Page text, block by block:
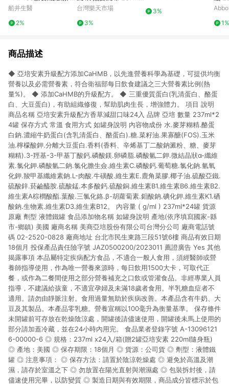
節血脂/血糖/膽固醇/三
善超值組
船井生醫
2%
24罐 (倍速 倍力素 可
品藥局
台灣樂天市場
3%
3%
體力
1%
商品描述
◆ 亞培安素升級配方添加CaHMB，以先進營養科學為基礎，可提供均衡
營養以及必需營養素，符合衛福部每日飲食建議之三大營養素比例(熱
量%)。 ◆ 添加CaHMB的升級配方。 ◆ 三重優質蛋白(乳清蛋白、酪蛋
白、大豆蛋白)，有助組織修復，幫助肌肉生長，增強體力。 項目 說明
商品名稱 亞培安素升級配方香草減甜口味24入 品牌 亞培 數量 237ml*2
4罐 保存方式 常溫 食用方式 如罐身說明 內容物成份 水.麥芽糊精.酪蛋
白鈉.濃縮牛奶蛋白(含乳清蛋白、酪蛋白).糖.菜籽油.果寡醣(FOS).玉米
油.檸檬酸鉀.分離大豆蛋白.香料(香料、辛烯基丁二酸鈉澱粉、糖、麥芽
糊精).3-羥基-3-甲基丁酸鈣.磷酸鎂.卵磷脂.磷酸氫二鉀.微結晶狀α-纖維
素.氯化鉀.磷酸氫二鈉.氯化膽生僉.維生素C.磷酸鈣.葡萄糖.氯化鈉.氫氧
化鉀.羧甲基纖維素鈉.L-肉酸.牛磺酸.維生素E.鹿角菜膠.椰子油.硫酸亞鐵.
硫酸鋅.菸鹼醯胺.硫酸錳.本多酸鈣.硫酸銅.維生素B1.維生素B6.維生素B2.
維生素A棕櫚酸酯.葉酸.三氯化鉻.β-胡蘿蔔素.鉬酸鈉.碘化鉀.維生素K1.硒
酸鈉.生物素.維生素D3.維生素B12。 內容量 ( g/ml ) 237ml*24罐 貨源
原廠 劑型 液體鐵罐 食品添加物名稱 如罐身說明 產地(依序填寫國家-縣
市-鄉鎮) 美國 廠商名稱 美商亞培股份有限公司台灣分公司 廠商電話號
碼 02-2520-0828 廠商地址 台北市民生東路三段51號6樓 商品有效日期
18個月 投保產品責任險字號 JAZ0500200/2023011 薦證廣告 Yes 其他
揭露事項 本品屬特定疾病配方食品，不適合一般人食用，須經醫師或營
養師指導使用，作為唯一營養來源時，每日飲用1500大卡，可取代正
餐，或作為二餐間使用之部分營養補充之口飲或管灌食品。非經專業人員
指導，不建議給孩童，不適宜孕婦及未滿18歲者食用。半乳糖血症者不
適用。請勿由靜脈注射。食用過量無助於疾病改善。本產品含有牛奶、大
豆及其製品。本產品零乳糖。營養宣稱以100毫升為衡量基準。 保存條件
未開罐前可存放在乾燥陰涼處，開罐後請儘速使用，開罐後未馬上使用的
部分請加蓋冷藏，並在24小時內用完。 食品業者登錄字號 A-13096121
6-00000-6 ◎ 規格：237ml x24入/箱(贈2罐亞培安素 220ml隨身瓶)
◎ 產地：美國 ◎ 保存期限：18個月 ◎ 貨源：公司貨 ◎ 劑型：液體鐵
罐 ◎ 注意事項： ◎ 保存方法：請置於陰涼乾燥處 ◎ 避免於高溫及潮
濕，請存於室溫之下 ◎ 勿放置在陽光直射與潮濕處 ◎ 包裝拆封後，請
儘速使用完畢，以防變質 ◎ 製造日期與有效期限，商品成分皆標示於包